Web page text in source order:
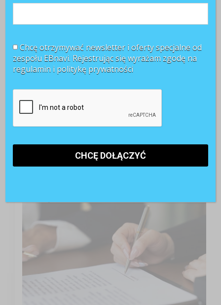
TOP 3 miesiąca
Chcę otrzymywać newsletter i oferty specjalne od
zespołu EBnavi. Rejestrując się wyrażam zgodę na
regulamin i politykę prywatności